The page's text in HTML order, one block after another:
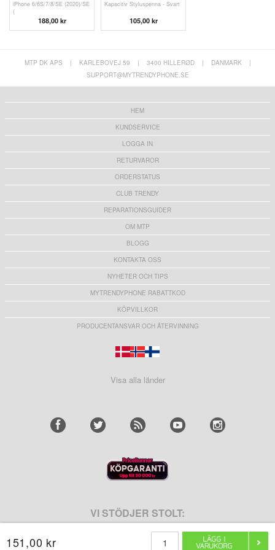
iPhone 6/6S/7/8/SE (2020)/SE
(
188,00 kr
Kapacitiv Styluspenna - Svart
105,00 kr
151,00 kr
MTP DK APS | KARLEBOVEJ 59 | 3400 HILLERØD | DANMARK
|
SUPPORT@MYTRENDYPHONE.SE
HEM
KUNDSERVICE
LOGGA IN
RETURVAROR
ORDERSTATUS
CLUB TRENDY
REPARATIONSGUIDER
OM MTP
BLOGG
KONTAKTA OSS
NYHETER OCH TIPS
MYTRENDYPHONE RABATTKOD
KÖPVILLKOR
PRODUCENTANSVAR OCH ÅTERVINNING
Visa alla länder
VI STÖDJER STOLT: